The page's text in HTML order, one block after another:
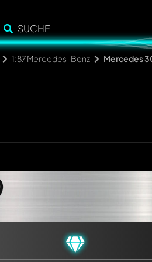
SUCHE
1:87 Mercedes-Benz Mercedes
Sie werden dann automatisch